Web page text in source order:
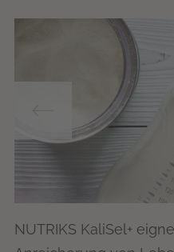
NUTRIKS KaliSel+